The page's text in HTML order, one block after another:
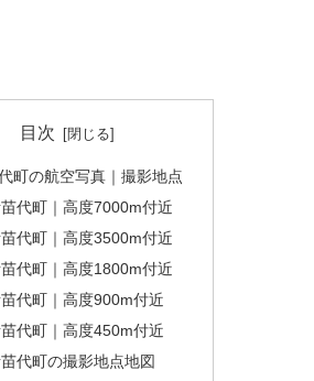
目次
町の航空写真｜撮影地点
代町｜高度7000m付近
代町｜高度3500m付近
代町｜高度1800m付近
代町｜高度900m付近
代町｜高度450m付近
代町の撮影地点地図